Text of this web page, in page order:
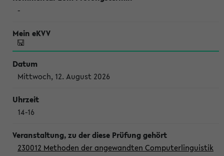
-
Mittwoch, 12. August 2026
14-16
230012 Methoden der angewandten Computerlinguistik